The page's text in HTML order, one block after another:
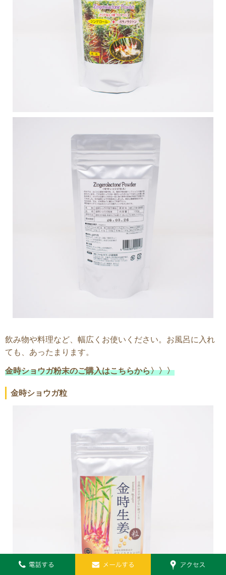
飲み物や料理など、幅広くお使いください。お風呂に入れ
ても、あったまります。
金時ショウガ粉末のご購入はこちらから〉〉〉
金時ショウガ粒